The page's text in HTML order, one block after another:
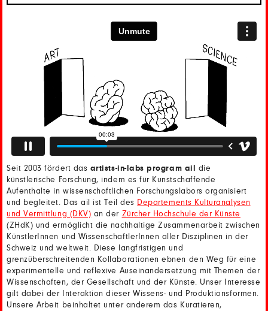
Seit 2003 fördert das artists-in-labs program ail die
künstlerische Forschung, indem es für Kunstschaffende
Aufenthalte in wissenschaftlichen Forschungslabors organisiert
und begleitet. Das ail ist Teil des Departements Kulturanalysen
und Vermittlung (DKV) an der Zürcher Hochschule der Künste
(ZHdK) und ermöglicht die nachhaltige Zusammenarbeit zwischen
KünstlerInnen und WissenschaftlerInnen aller Disziplinen in der
Schweiz und weltweit. Diese langfristigen und
grenzüberschreitenden Kollaborationen ebnen den Weg für eine
experimentelle und reflexive Auseinandersetzung mit Themen der
Wissenschaften, der Gesellschaft und der Künste. Unser Interesse
gilt dabei der Interaktion dieser Wissens- und Produktionsformen.
Unsere Arbeit beinhaltet unter anderem das Kuratieren,